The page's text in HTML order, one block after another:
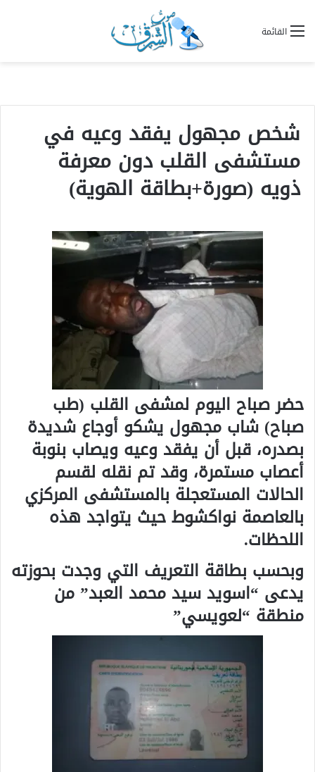
القائمة
شخص مجهول يفقد وعيه في
مستشفى القلب دون معرفة
ذويه (صورة+بطاقة الهوية)
حضر صباح اليوم لمشفى القلب (طب
صباح) شاب مجهول يشكو أوجاع شديدة
بصدره، قبل أن يفقد وعيه ويصاب بنوبة
أعصاب مستمرة، وقد تم نقله لقسم
الحالات المستعجلة بالمستشفى المركزي
بالعاصمة نواكشوط حيث يتواجد هذه
اللحظات.
وبحسب بطاقة التعريف التي وجدت بحوزته
يدعى “اسويد سيد محمد العبد” من
منطقة “لعويسي”